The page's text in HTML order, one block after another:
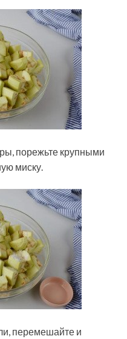
порежьте крупными
миску.
перемешайте и